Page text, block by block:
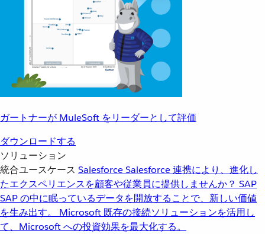
ガートナーが MuleSoft をリーダーとして評価
ダウンロードする
ソリューション
統合ユースケース SalesforceSalesforce 連携により、進化し
たエクスペリエンスを顧客や従業員に提供しませんか？ SAP
SAP の中に眠っているデータを開放することで、新しい価値
を生み出す。
Microsoft 既存の接続ソリューションを活用し
て、Microsoft への投資効果を最大化する。